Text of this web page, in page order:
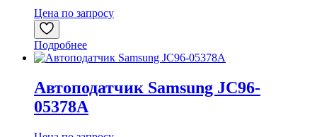
Цена по запросу
Подробнее
Автоподатчик Samsung JC96-
05378A